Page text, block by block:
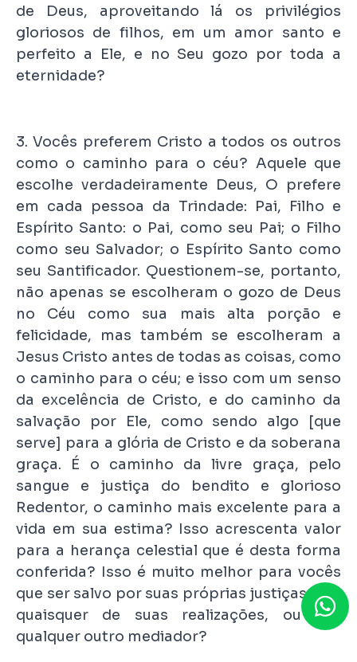
de Deus, aproveitando lá os privilégios
gloriosos de filhos, em um amor santo e
perfeito a Ele, e no Seu gozo por toda a
eternidade?
3. Vocês preferem Cristo a todos os outros
como o caminho para o céu? Aquele que
escolhe verdadeiramente Deus, O prefere
em cada pessoa da Trindade: Pai, Filho e
Espírito Santo: o Pai, como seu Pai; o Filho
como seu Salvador; o Espírito Santo como
seu Santificador. Questionem-se, portanto,
não apenas se escolheram o gozo de Deus
no Céu como sua mais alta porção e
felicidade, mas também se escolheram a
Jesus Cristo antes de todas as coisas, como
o caminho para o céu; e isso com um senso
da excelência de Cristo, e do caminho da
salvação por Ele, como sendo algo [que
serve] para a glória de Cristo e da soberana
graça. É o caminho da livre graça, pelo
sangue e justiça do bendito e glorioso
Redentor, o caminho mais excelente para a
vida em sua estima? Isso acrescenta valor
para a herança celestial que é desta forma
conferida? Isso é muito melhor para vocês
que ser salvo por suas próprias justiças, por
quaisquer de suas realizações, ou por
qualquer outro mediador?